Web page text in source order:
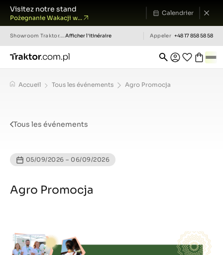
Visitez notre stand
Pożegnanie Wakacji w...
Calendrier
Showroom Traktor.com.pl Afficher l'itinéraire Appeler +48 17 858 58 58
Accueil Tous les événements Agro Promocja
Tous les événements
05/09/2026 – 06/09/2026
Agro Promocja